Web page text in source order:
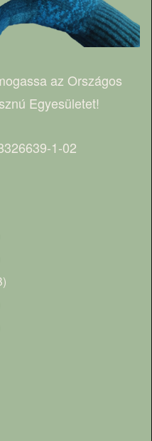
az Országos
Egyesületet!
1-02